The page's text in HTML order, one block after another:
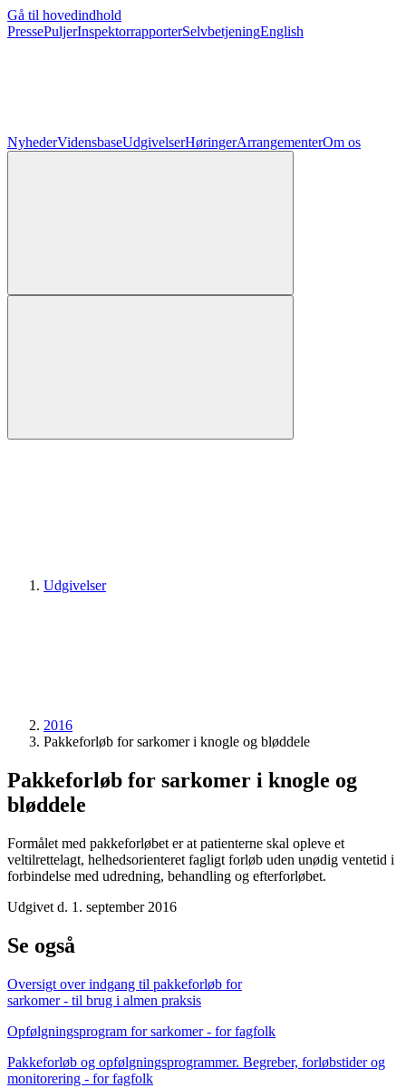
Gå til hovedindhold
PressePuljerInspektorrapporterSelvbetjeningEnglish
NyhederVidensbaseUdgivelserHøringerArrangementerOm os
Udgivelser
2016
Pakkeforløb for sarkomer i knogle og bløddele
Pakkeforløb for sarkomer i knogle og
bløddele
Formålet med pakkeforløbet er at patienterne skal opleve et
veltilrettelagt, helhedsorienteret fagligt forløb uden unødig ventetid i
forbindelse med udredning, behandling og efterforløbet.
Udgivet d. 1. september 2016
Se også
Oversigt over indgang til pakkeforløb for
sarkomer - til brug i almen praksis
Opfølgningsprogram for sarkomer - for fagfolk
Pakkeforløb og opfølgningsprogrammer. Begreber, forløbstider og
monitorering - for fagfolk